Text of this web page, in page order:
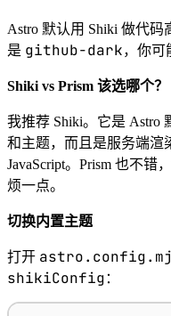
Astro 默认用 Shiki 做代
是 github-dark，你可
Shiki vs Prism 该选哪个？
我推荐 Shiki。它是 Astro
和主题，而且是服务端渲
JavaScript。Prism 也不错
烦一点。
切换内置主题
打开
shikiConfig ：